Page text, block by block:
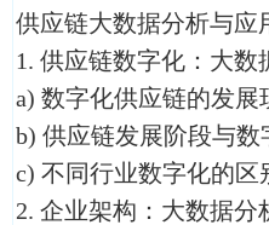
供应链大数据分析与
1. 供应链数字化：大数
a) 数字化供应链的发展
b) 供应链发展阶段与数
c) 不同行业数字化的区
2. 企业架构：大数据分